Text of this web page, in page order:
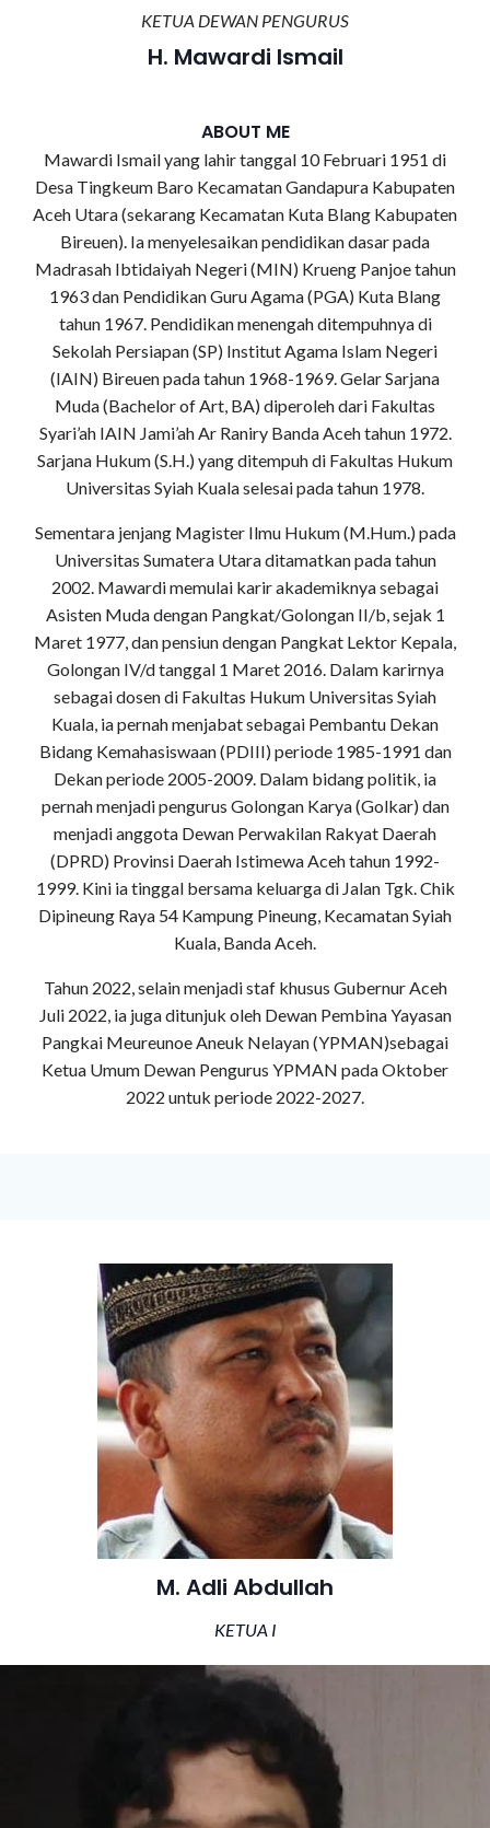
KETUA DEWAN PENGURUS
H. Mawardi Ismail
ABOUT ME
Mawardi Ismail yang lahir tanggal 10 Februari 1951 di
Desa Tingkeum Baro Kecamatan Gandapura Kabupaten
Aceh Utara (sekarang Kecamatan Kuta Blang Kabupaten
Bireuen). Ia menyelesaikan pendidikan dasar pada
Madrasah Ibtidaiyah Negeri (MIN) Krueng Panjoe tahun
1963 dan Pendidikan Guru Agama (PGA) Kuta Blang
tahun 1967. Pendidikan menengah ditempuhnya di
Sekolah Persiapan (SP) Institut Agama Islam Negeri
(IAIN) Bireuen pada tahun 1968-1969. Gelar Sarjana
Muda (Bachelor of Art, BA) diperoleh dari Fakultas
Syari’ah IAIN Jami’ah Ar Raniry Banda Aceh tahun 1972.
Sarjana Hukum (S.H.) yang ditempuh di Fakultas Hukum
Universitas Syiah Kuala selesai pada tahun 1978.
Sementara jenjang Magister Ilmu Hukum (M.Hum.) pada
Universitas Sumatera Utara ditamatkan pada tahun
2002. Mawardi memulai karir akademiknya sebagai
Asisten Muda dengan Pangkat/Golongan II/b, sejak 1
Maret 1977, dan pensiun dengan Pangkat Lektor Kepala,
Golongan IV/d tanggal 1 Maret 2016. Dalam karirnya
sebagai dosen di Fakultas Hukum Universitas Syiah
Kuala, ia pernah menjabat sebagai Pembantu Dekan
Bidang Kemahasiswaan (PDIII) periode 1985-1991 dan
Dekan periode 2005-2009. Dalam bidang politik, ia
pernah menjadi pengurus Golongan Karya (Golkar) dan
menjadi anggota Dewan Perwakilan Rakyat Daerah
(DPRD) Provinsi Daerah Istimewa Aceh tahun 1992-
1999. Kini ia tinggal bersama keluarga di Jalan Tgk. Chik
Dipineung Raya 54 Kampung Pineung, Kecamatan Syiah
Kuala, Banda Aceh.
Tahun 2022, selain menjadi staf khusus Gubernur Aceh
Juli 2022, ia juga ditunjuk oleh Dewan Pembina Yayasan
Pangkai Meureunoe Aneuk Nelayan (YPMAN)sebagai
Ketua Umum Dewan Pengurus YPMAN pada Oktober
2022 untuk periode 2022-2027.
M. Adli Abdullah
KETUA I